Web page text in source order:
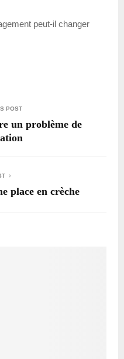
peut-il changer
POST
un problème de
place en crèche